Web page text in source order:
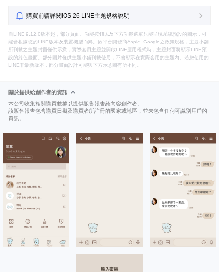
購買前請詳閱iOS 26 LINE主題規格說明
自LINE 9.12.0版本起，部分頁面、功能按鈕以及下方功能選單只能呈現系統預設的圖示，可
能會根據您的LINE版本及裝置機型而異。因平台開發商Apple, Google之政策規格，主題小舖
所刊載之主題封面僅供示意，實際套用主題並開啟LINE應用程式時，主題封面將顯示LINE預
設的綠色畫面。部分圖片僅供主題小舖刊載使用，不會顯示在實際套用的主題內。若您使用的
LINE非最新版本，部分畫面設計可能與下方示意圖有所不同。
關於提供給創作者的資訊
本公司收集相關購買數據以提供販售報告給內容創作者。
該販售報告包含購買日期及購買者所註冊的國家或地區，並未包含任何可識別用戶的
資訊。